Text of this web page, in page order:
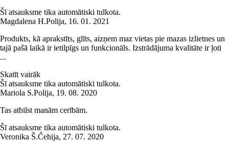
Šī atsauksme tika automātiski tulkota.
Magdalena H.Polija, 16. 01. 2021
Produkts, kā aprakstīts, glīts, aizņem maz vietas pie mazas izlietnes un
tajā pašā laikā ir ietilpīgs un funkcionāls. Izstrādājuma kvalitāte ir ļoti
...
Skatīt vairāk
Šī atsauksme tika automātiski tulkota.
Mariola S.Polija, 19. 08. 2020
Tas atbilst manām cerībām.
Šī atsauksme tika automātiski tulkota.
Veronika Š.Čehija, 27. 07. 2020